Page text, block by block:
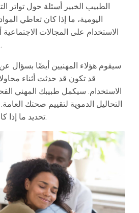
الطبيب الخبير أسئلة حول تواتر
اليومية، ما إذا كان تعاطي
الاستخدام على المجالات الاجتماعية
الوظيفية الهامة الأخرى.
سيقوم هؤلاء المهنيين أيضًا بسؤال
قد تكون قد حدثت أثناء
الاستخدام. سيكمل طبيبك المهني
التحاليل الدموية لتقييم صحتك
تحديد ما إذا كان العلاج الطبي ضروريًا.